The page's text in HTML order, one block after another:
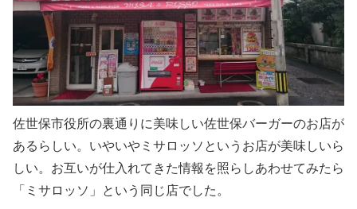
佐世保市役所の裏通りに美味しい佐世保バーガーのお店が
あるらしい。いやいやミサロッソというお店が美味しいら
しい。お互いが仕入れてきた情報を照らしあわせてみたら
「ミサロッソ」という同じ店でした。